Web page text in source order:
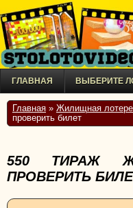
ГЛАВНАЯ ВЫБЕРИТЕ
Главная » Жилищная
проверить билет
550 ТИРАЖ
ПРОВЕРИТЬ